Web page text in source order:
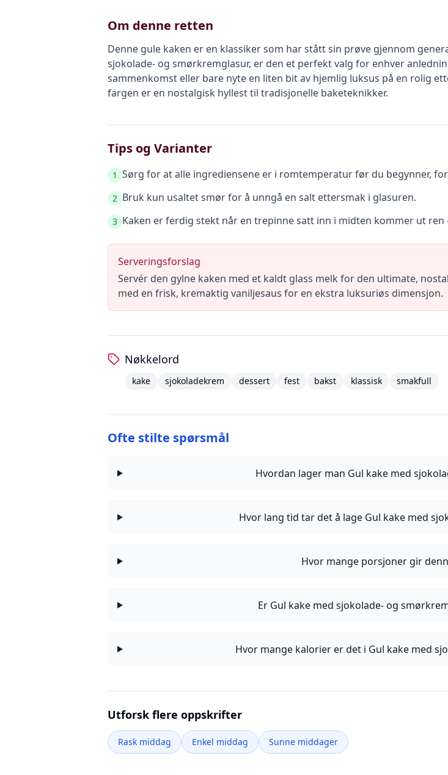
Om denne retten
Denne gule kaken er en klassiker som har stått sin prøve gjennom
sjokolade- og smørkremglasur, er den et perfekt valg for enhver
sammenkomst eller bare nyte en liten bit av hjemlig luksus på en rolig
fargen er en nostalgisk hyllest til tradisjonelle baketeknikker.
Tips og Varianter
1 Sørg for at alle ingrediensene er i romtemperatur før du begynner,
2 Bruk kun usaltet smør for å unngå en salt ettersmak i glasuren.
3 Kaken er ferdig stekt når en trepinne satt inn i midten kommer ut ren
Serveringsforslag
Servér den gylne kaken med et kaldt glass melk for den ultimate,
med en frisk, kremaktig vaniljesaus for en ekstra luksuriøs dimensjon.
Nøkkelord
kake sjokoladekrem dessert fest bakst klassisk smakfull
Ofte stilte spørsmål
Hvordan lager man Gul kake med
Hvor lang tid tar det å lage Gul kake med
Hvor mange porsjoner gir
Er Gul kake med sjokolade- og
Hvor mange kalorier er det i Gul kake med
Utforsk flere oppskrifter
Rask middag Enkel middag Sunne middager